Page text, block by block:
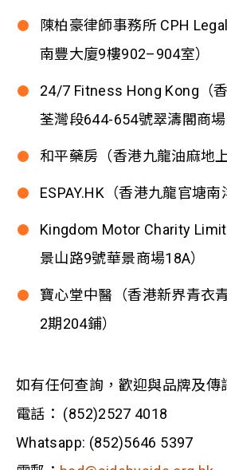
陳柏豪律師事務所 CPH
南豐大廈9樓902–904室）
24/7 Fitness Hong Kong（
荃灣段644-654號翠濤閣商場
和平藥房（香港九龍油麻地
ESPAY.HK（香港九龍官塘南
Kingdom Motor Charity
景山路9號華景商場18A）
寶心堂中醫（香港新界青衣
2期204鋪）
如有任何查詢，歡迎與品牌及傳
電話： (852)2527 4018
Whatsapp: (852)5646 5397